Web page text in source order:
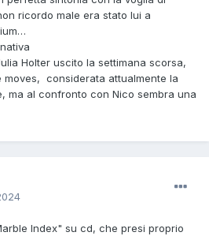
ricordo male era stato lui a
Holter uscito la settimana scorsa,
moves, considerata attualmente la
ma al confronto con Nico sembra una
Index" su cd, che presi proprio